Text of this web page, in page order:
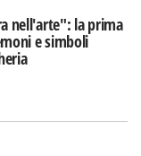
nell'arte": la prima
e simboli